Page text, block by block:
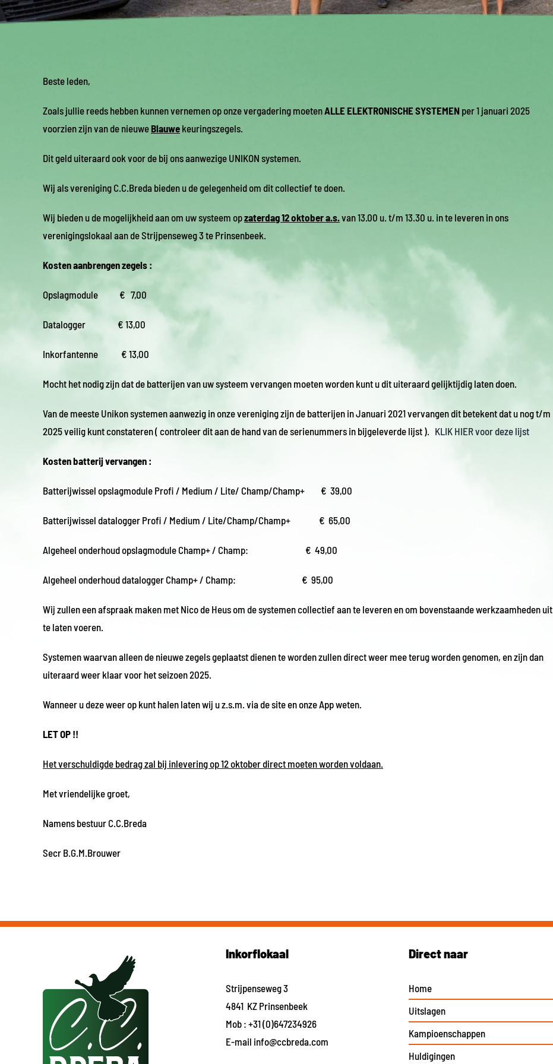
Beste leden,
Zoals jullie reeds hebben kunnen vernemen op onze vergadering moetenALLE ELEKTRONISCHE SYSTEMEN per 1 januari 2025
voorzien zijn van de nieuwe Blauwe keuringszegels.
Dit geld uiteraard ook voor de bij ons aanwezige UNIKON systemen.
Wij als vereniging C.C.Breda bieden u de gelegenheid om dit collectief te doen.
Wij bieden u de mogelijkheid aan om uw systeem opzaterdag 12 oktober a.s.van 13.00 u. t/m 13.30 u. in te leveren in ons
verenigingslokaal aan de Strijpenseweg 3 te Prinsenbeek.
Kosten aanbrengen zegels :
Opslagmodule € 7,00
Datalogger € 13,00
Inkorfantenne € 13,00
Mocht het nodig zijn dat de batterijen van uw systeem vervangen moeten worden kunt u dit uiteraard gelijktijdig laten doen.
Van de meeste Unikon systemen aanwezig in onze vereniging zijn de batterijen in Januari 2021 vervangen dit betekent dat u nog t/m
2025 veilig kunt constateren ( controleer dit aan de hand van de serienummers in bijgeleverde lijst ). KLIK HIER voor deze lijst
Kosten batterij vervangen :
Batterijwissel opslagmodule Profi / Medium / Lite/ Champ/Champ+ € 39,00
Batterijwissel datalogger Profi / Medium / Lite/Champ/Champ+ € 65,00
Algeheel onderhoud opslagmodule Champ+ / Champ: € 49,00
Algeheel onderhoud datalogger Champ+ / Champ: € 95,00
Wij zullen een afspraak maken met Nico de Heus om de systemen collectief aan te leveren en om bovenstaande werkzaamheden uit
te laten voeren.
Systemen waarvan alleen de nieuwe zegels geplaatst dienen te worden zullen direct weer mee terug worden genomen, en zijn dan
uiteraard weer klaar voor het seizoen 2025.
Wanneer u deze weer op kunt halen laten wij u z.s.m. via de site en onze App weten.
LET OP !!
Het verschuldigde bedrag zal bij inlevering op 12 oktober direct moeten worden voldaan.
Met vriendelijke groet,
Namens bestuur C.C.Breda
Secr B.G.M.Brouwer
Inkorflokaal
Strijpenseweg 3
4841 KZ Prinsenbeek
Mob : +31 (0)647234926
E-mail info@ccbreda.com
Direct naar
Home
Uitslagen
Kampioenschappen
Huldigingen